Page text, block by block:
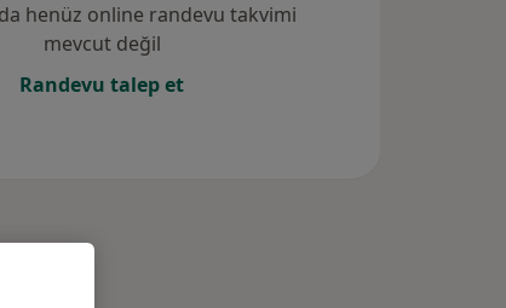
henüz online randevu takvimi
mevcut değil
Randevu talep et